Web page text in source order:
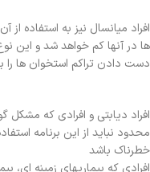
افراد میانسال نیز به استفاده
ها در آنها کم خواهد شد و این
دست دادن تراکم استخوان ها را
افراد دیابتی و افرادی که مشکل
محدود نباید از این برنامه
خطرناک باشد
افرادی که بیماریهای زمینه ای،